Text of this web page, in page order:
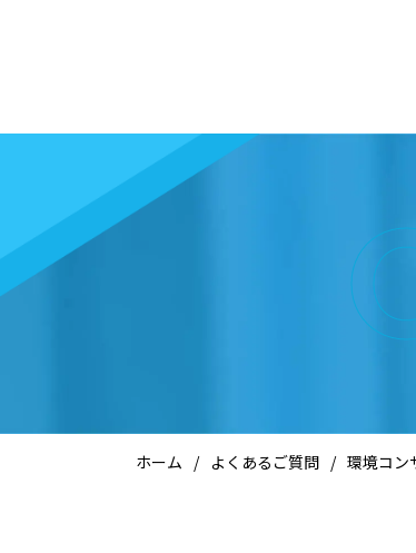
ホーム / よくあるご質問 / 環境コン